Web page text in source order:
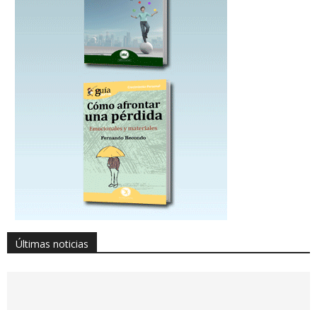
Últimas noticias